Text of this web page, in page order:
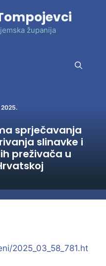
županija
sprječavanja
slinavke i
preživača u
2025_03_58_781.ht